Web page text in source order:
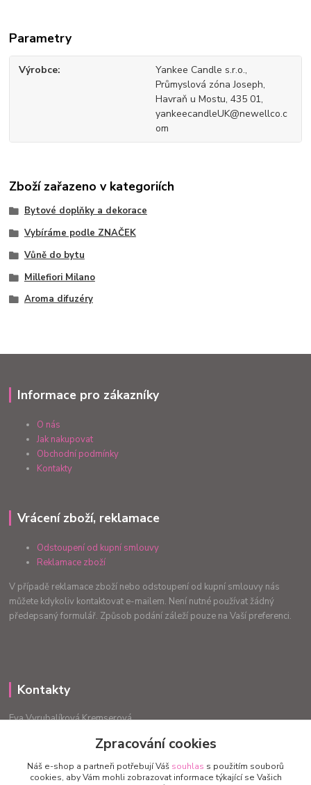
Parametry
Výrobce
Yankee Candle s.r.o.,
Průmyslová zóna Joseph,
Havraň u Mostu, 435 01,
yankeecandleUK@newellco.c
om
Zboží zařazeno v kategoriích
Bytové doplňky a dekorace
Vybíráme podle ZNAČEK
Vůně do bytu
Millefiori Milano
Aroma difuzéry
Informace pro zákazníky
O nás
Jak nakupovat
Obchodní podmínky
Kontakty
Vrácení zboží, reklamace
Odstoupení od kupní smlouvy
Reklamace zboží
V případě reklamace zboží nebo odstoupení od kupní smlouvy nás
můžete kdykoliv kontaktovat e-mailem. Není nutné používat žádný
předepsaný formulář. Způsob podání záleží pouze na Vaší preferenci.
Kontakty
Eva Vyrubalíková Kremserová
info.radost@email.cz
Zpracování cookies
Náš e-shop a partneři potřebují Váš souhlas s použitím souborů
cookies, aby Vám mohli zobrazovat informace týkající se Vašich